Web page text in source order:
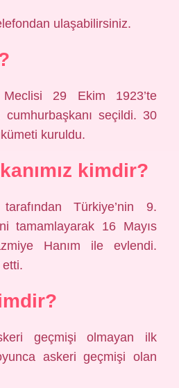
ulaşabilirsiniz.
29 Ekim 1923’te
seçildi. 30
kuruldu.
kimdir?
Türkiye’nin 9.
tamamlayarak 16 Mayıs
Hanım ile evlendi.
etti.
geçmişi olmayan ilk
askeri geçmişi olan